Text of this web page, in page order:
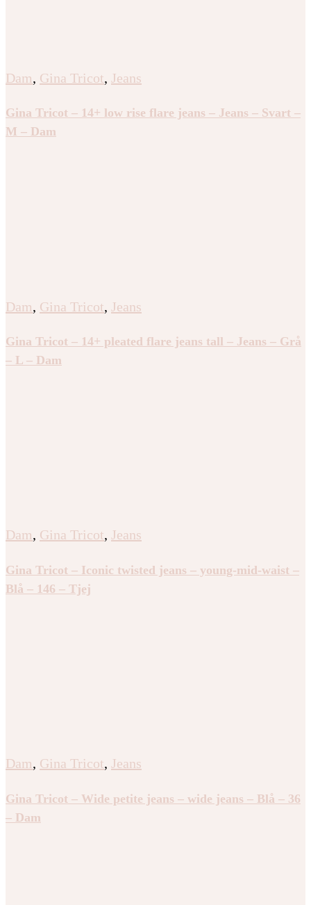
Dam, Gina Tricot, Jeans
Gina Tricot – 14+ low rise flare jeans – Jeans – Svart –
M – Dam
Dam, Gina Tricot, Jeans
Gina Tricot – 14+ pleated flare jeans tall – Jeans – Grå
– L – Dam
Dam, Gina Tricot, Jeans
Gina Tricot – Iconic twisted jeans – young-mid-waist –
Blå – 146 – Tjej
Dam, Gina Tricot, Jeans
Gina Tricot – Wide petite jeans – wide jeans – Blå – 36
– Dam